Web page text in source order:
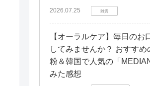
2026.07.25 雑貨
【オーラルケア】毎日のお
してみませんか？ おすすめ
粉＆韓国で人気の「
みた感想